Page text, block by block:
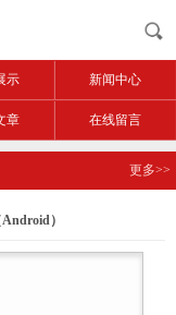
示 新闻中心
章 在线留言
更多>>
）